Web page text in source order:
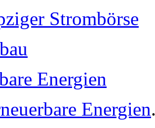
Strombörse
Energien
Energien